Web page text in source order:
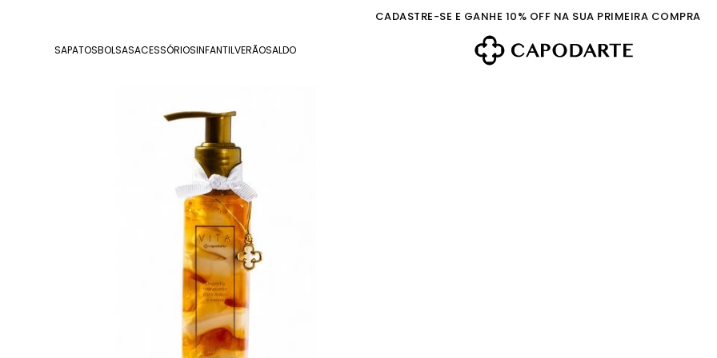
CADASTRE-SE E GANHE 10% OFF NA SUA PRIMEIRA COMPRA
SAPATOSBOLSASACESSÓRIOSINFANTILVERÃOSALDO